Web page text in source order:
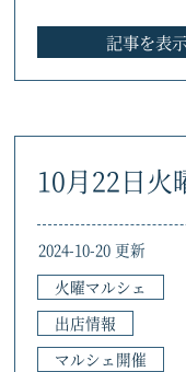
記事を表
10月22日火
2024-10-20 更新
火曜マルシェ
出店情報
マルシェ開催